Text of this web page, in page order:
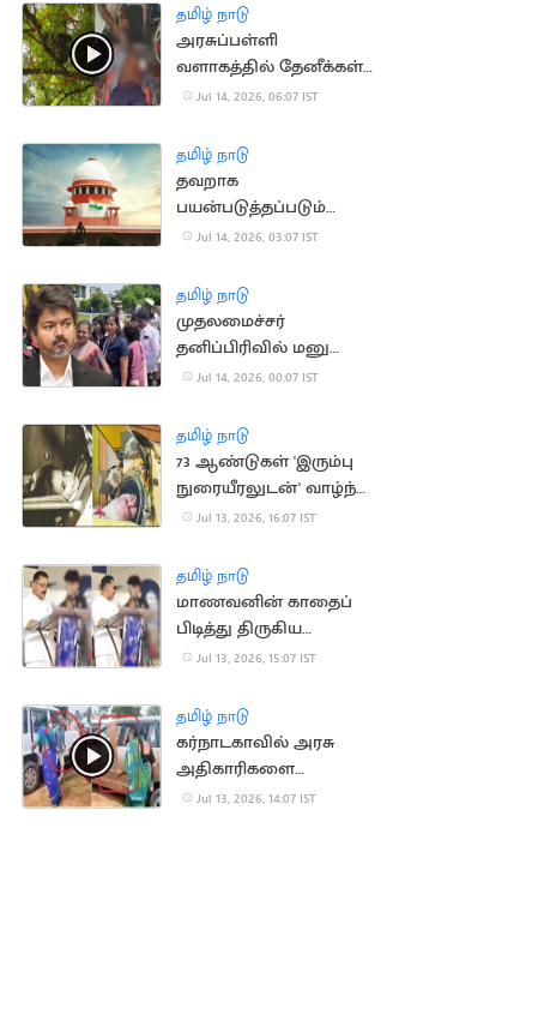
தமிழ் நாடு
அரசுப்பள்ளி
வளாகத்தில் தேனீக்கள்
கொட்டி 50
Jul 14, 2026, 06:07 IST
தமிழ் நாடு
தவறாக
பயன்படுத்தப்படும்
போக்சோ.. உச்ச
Jul 14, 2026, 03:07 IST
தமிழ் நாடு
முதலமைச்சர்
தனிப்பிரிவில் மனு
அளிக்க முடியாமல்
Jul 14, 2026, 00:07 IST
தமிழ் நாடு
73 ஆண்டுகள் 'இரும்பு
நுரையீரலுடன்' வாழ்ந்த
அமெரிக்க பெண்
Jul 13, 2026, 16:07 IST
தமிழ் நாடு
மாணவனின் காதைப்
பிடித்து திருகிய
முன்னாள் அமைச்சர்
Jul 13, 2026, 15:07 IST
தமிழ் நாடு
கர்நாடகாவில் அரசு
அதிகாரிகளை
துடைப்பத்தால்
Jul 13, 2026, 14:07 IST